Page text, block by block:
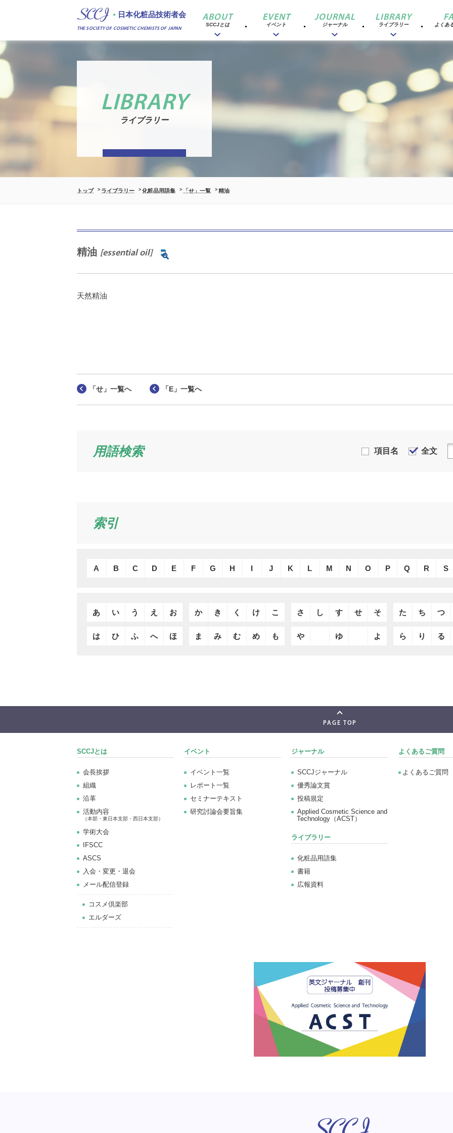
日本化粧品技術者会
THE SOCIETY OF COSMETIC CHEMISTS OF JAPAN
ABOUT
SCCJとは
EVENT
イベント
JOURNAL
ジャーナル
LIBRARY
ライブラリー よくあ
LIBRARY
ライブラリー
トップ ライブラリー 化粧品用語集 「せ」一覧 精油
精油 [essential oil]
天然精油
「せ」一覧へ 「E」一覧へ
用語検索 項目名 全文
索引
A B C D E F G H I J K L M N O P Q R S
あ い う え お か き く け こ さ し す せ そ た ち つ
は ひ ふ へ ほ ま み む め も や ゆ よ ら り る
PAGE TOP
SCCJとは
会長挨拶
組織
沿革
活動内容
（本部・東日本支部・西日本支部）
学術大会
IFSCC
ASCS
⼊会・変更・退会
メール配信登録
コスメ倶楽部
エルダーズ
イベント
イベント一覧
レポート一覧
セミナーテキスト
研究討論会要旨集
ジャーナル
SCCJジャーナル
優秀論文賞
投稿規定
Applied Cosmetic Science and
Technology（ACST）
ライブラリー
化粧品用語集
書籍
広報資料
よくあるご質問
よくあるご質問